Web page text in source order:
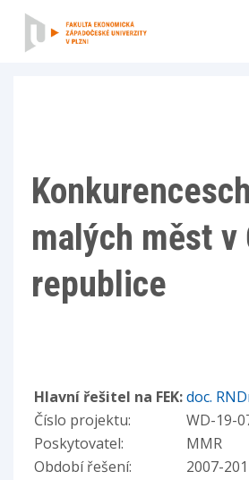
malých měst v
republice
Hlavní řešitel na FEK:doc.
Číslo projektu:
WD-19-
Poskytovatel:
MMR
Období řešení:
2007-